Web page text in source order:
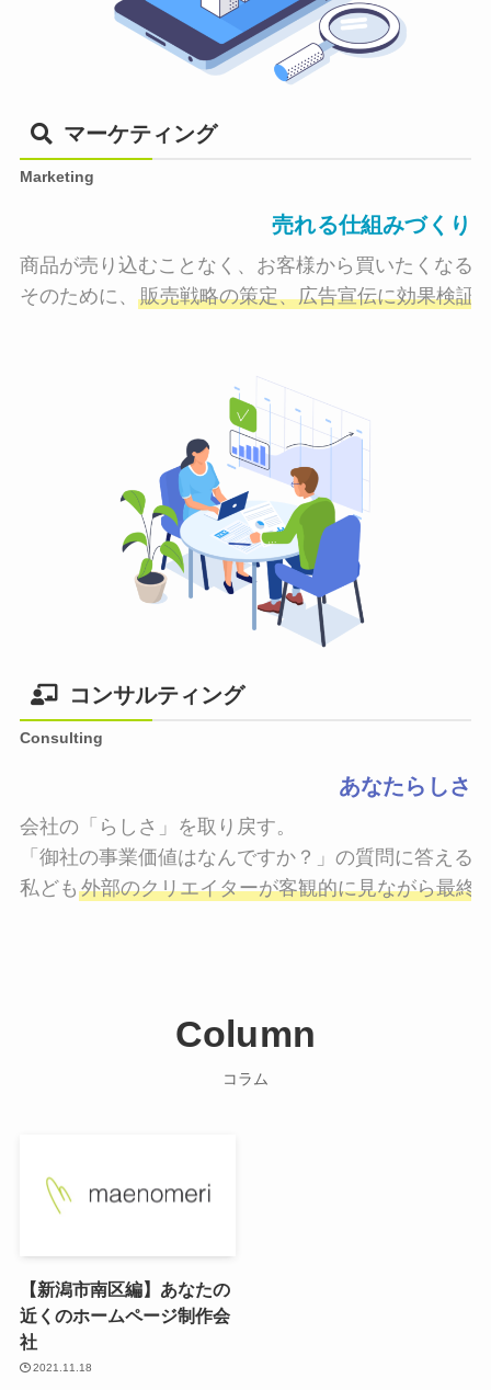
マーケティング
Marketing
売れる仕組みづくり
商品が売り込むことなく、お客様から買いたくなる
そのために、 販売戦略の策定、広告宣伝に効果検証
コンサルティング
Consulting
あなたらしさ
会社の「らしさ」を取り戻す。
「御社の事業価値はなんですか？」の質問に答える
私ども 外部のクリエイターが客観的に見ながら最終
Column
コラム
【新潟市南区編】あなたの
近くのホームページ制作会
社
2021.11.18